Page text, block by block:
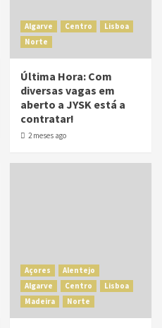
Algarve Centro
Lisboa
Norte
Última Hora: Com
diversas vagas em
aberto a JYSK está a
contratar!
2 meses ago
Açores
Alentejo
Algarve
Centro
Lisboa
Madeira
Norte